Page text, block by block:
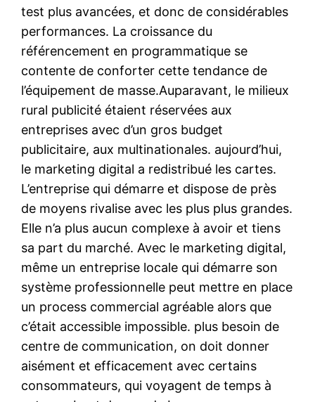
test plus avancées, et donc de considérables
performances. La croissance du
référencement en programmatique se
contente de conforter cette tendance de
l’équipement de masse.Auparavant, le milieux
rural publicité étaient réservées aux
entreprises avec d’un gros budget
publicitaire, aux multinationales. aujourd’hui,
le marketing digital a redistribué les cartes.
L’entreprise qui démarre et dispose de près
de moyens rivalise avec les plus plus grandes.
Elle n’a plus aucun complexe à avoir et tiens
sa part du marché. Avec le marketing digital,
même un entreprise locale qui démarre son
système professionnelle peut mettre en place
un process commercial agréable alors que
c’était accessible impossible. plus besoin de
centre de communication, on doit donner
aisément et efficacement avec certains
consommateurs, qui voyagent de temps à